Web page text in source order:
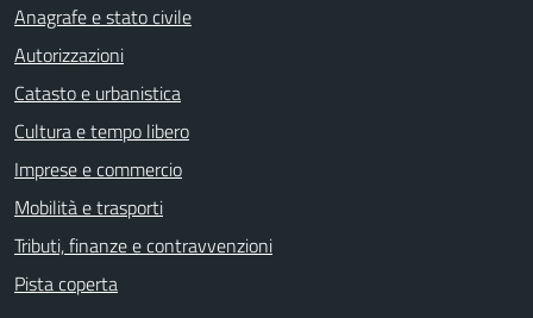
Anagrafe e stato civile
Autorizzazioni
Catasto e urbanistica
Cultura e tempo libero
Imprese e commercio
Mobilità e trasporti
Tributi, finanze e contravvenzioni
Pista coperta